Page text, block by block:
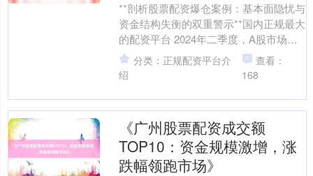
**剖析股票配资爆仓案例：基本面隐忧与
资金结构失衡的双重警示**国内正规最大
的配资平台 2024年二季度，A股市场在
宏观经济修复动能放缓、企业盈利预期
下修的双重....
分类：正规配资平台介
绍
查看：
168
《广州股票配资成交额
TOP10：资金规模激增，涨
跌幅领跑市场》